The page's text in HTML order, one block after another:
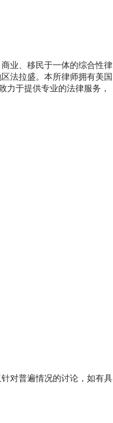
业、移民于一体的综合性律
法拉盛。本所律师拥有美国
力于提供专业的法律服务，
对普遍情况的讨论，如有具